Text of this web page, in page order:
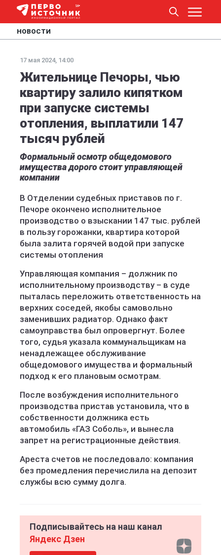
НОВОСТИ
17 мая 2024, 14:00
Жительнице Печоры, чью
квартиру залило кипятком
при запуске системы
отопления, выплатили 147
тысяч рублей
Формальный осмотр общедомового
имущества дорого стоит управляющей
компании
В Отделении судебных приставов по г.
Печоре окончено исполнительное
производство о взыскании 147 тыс. рублей
в пользу горожанки, квартира которой
была залита горячей водой при запуске
системы отопления
Управляющая компания – должник по
исполнительному производству – в суде
пыталась переложить ответственность на
верхних соседей, якобы самовольно
заменивших радиатор. Однако факт
самоуправства был опровергнут. Более
того, судья указала коммунальщикам на
ненадлежащее обслуживание
общедомового имущества и формальный
подход к его плановым осмотрам.
После возбуждения исполнительного
производства пристав установила, что в
собственности должника есть
автомобиль «ГАЗ Соболь», и вынесла
запрет на регистрационные действия.
Ареста счетов не последовало: компания
без промедления перечислила на депозит
службы всю сумму долга.
Подписывайтесь на наш канал
Яндекс Дзен